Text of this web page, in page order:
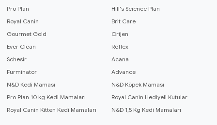
Pro Plan
Hill's Science Plan
Royal Canin
Brit Care
Gourmet Gold
Orijen
Ever Clean
Reflex
Schesir
Acana
Furminator
Advance
N&D Kedi Maması
N&D Köpek Maması
Pro Plan 10 kg Kedi Mamaları
Royal Canin Hediyeli Kutular
Royal Canin Kitten Kedi Mamaları
N&D 1,5 Kg Kedi Mamaları